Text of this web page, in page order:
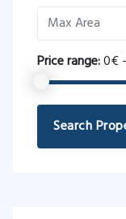
Price range:0€
Search